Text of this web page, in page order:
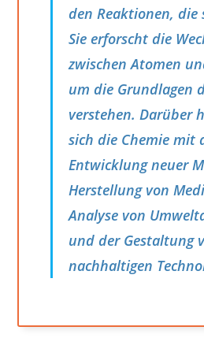
den Reaktionen, die
Sie erforscht die
zwischen Atomen
um die Grundlagen
verstehen. Darüber
sich die Chemie mit
Entwicklung neuer
Herstellung von
Analyse von
und der Gestaltung
nachhaltigen